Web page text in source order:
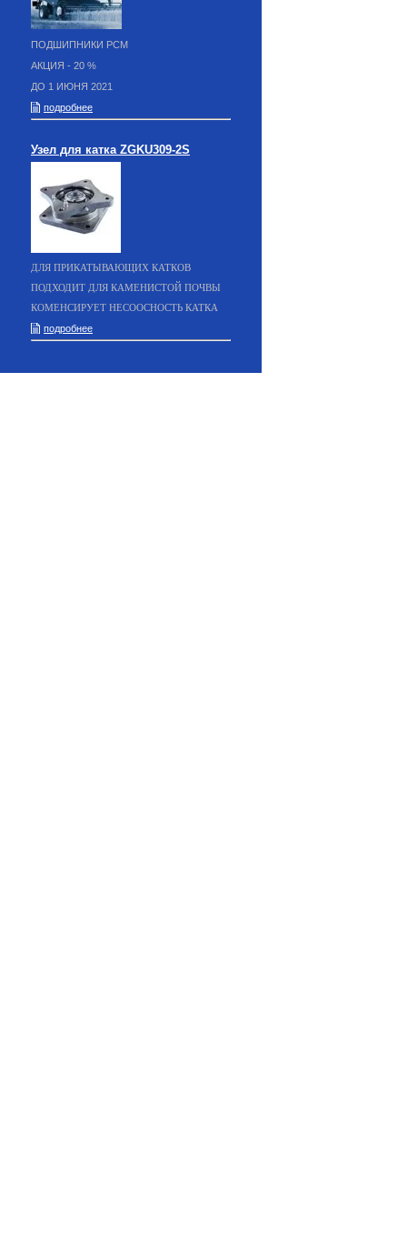
ПОДШИПНИКИ РСМ
АКЦИЯ - 20 %
ДО 1 ИЮНЯ 2021
подробнее
Узел для катка ZGKU309-2S
ДЛЯ ПРИКАТЫВАЮЩИХ КАТКОВ
ПОДХОДИТ ДЛЯ КАМЕНИСТОЙ ПОЧВЫ
КОМЕНСИРУЕТ НЕСООСНОСТЬ КАТКА
подробнее